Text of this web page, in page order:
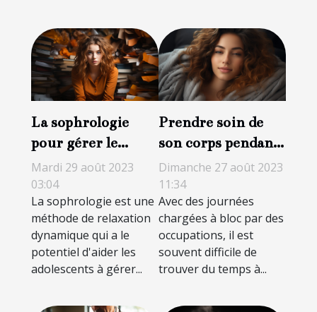
La sophrologie
pour gérer le
stress chez les
adolescents
Mardi 29 août 2023
03:04
La sophrologie est une
méthode de relaxation
dynamique qui a le
potentiel d'aider les
adolescents à gérer...
Prendre soin de
son corps pendant
la nuit : des
astuces pour avoir
un regard plein de
peps
Dimanche 27 août 2023
11:34
Avec des journées
chargées à bloc par des
occupations, il est
souvent difficile de
trouver du temps à...